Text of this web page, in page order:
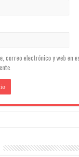
correo electrónico y web en